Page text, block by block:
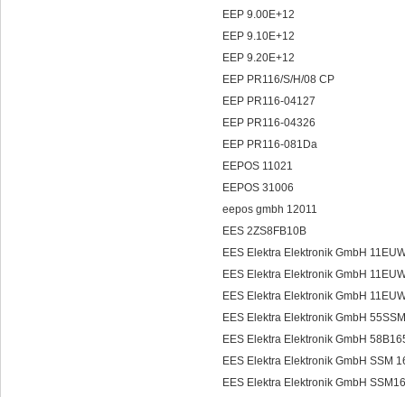
EEP 9.00E+12
EEP 9.10E+12
EEP 9.20E+12
EEP PR116/S/H/08 CP
EEP PR116-04127
EEP PR116-04326
EEP PR116-081Da
EEPOS 11021
EEPOS 31006
eepos gmbh 12011
EES 2ZS8FB10B
EES Elektra Elektronik GmbH
EES Elektra Elektronik GmbH
EES Elektra Elektronik GmbH
EES Elektra Elektronik GmbH
EES Elektra Elektronik GmbH
EES Elektra Elektronik GmbH SSM
EES Elektra Elektronik GmbH